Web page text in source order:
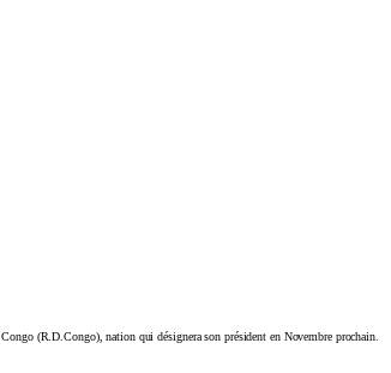
(R.D.Congo), nation qui désignera son président en Novembre prochain.